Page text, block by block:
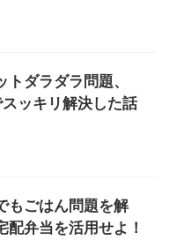
ダラダラ問題、
ッキリ解決した話
もごはん問題を解
配弁当を活用せよ！